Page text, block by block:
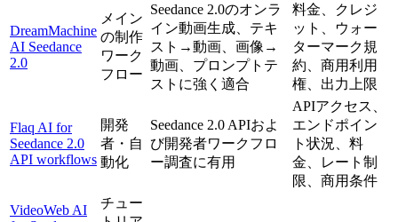
DreamMachine
AI Seedance
2.0
メイン
の制作
ワーク
フロー
Seedance 2.0のオンラ
イン動画生成、テキ
スト→動画、画像→
動画、プロンプトテ
ストに強く適合
料金、クレジ
ット、ウォー
ターマーク規
約、商用利用
権、出力上限
Flaq AI for
Seedance 2.0
API workflows
開発
者・自
動化
Seedance 2.0 APIおよ
び開発者ワークフロ
ー調査に有用
APIアクセス、
エンドポイン
ト状況、料
金、レート制
限、商用条件
VideoWeb AI
チュー